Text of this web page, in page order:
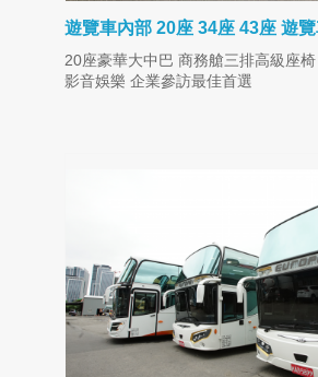
遊覽車內部 20座 34座 43座 遊
20座豪華大中巴 商務艙三排高級座
影音娛樂 企業參訪最佳首選